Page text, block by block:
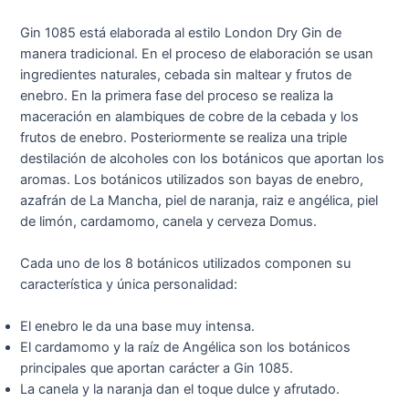
Gin 1085 está elaborada al estilo London Dry Gin de
manera tradicional. En el proceso de elaboración se usan
ingredientes naturales, cebada sin maltear y frutos de
enebro. En la primera fase del proceso se realiza la
maceración en alambiques de cobre de la cebada y los
frutos de enebro. Posteriormente se realiza una triple
destilación de alcoholes con los botánicos que aportan los
aromas. Los botánicos utilizados son bayas de enebro,
azafrán de La Mancha, piel de naranja, raiz e angélica, piel
de limón, cardamomo, canela y cerveza Domus.
Cada uno de los 8 botánicos utilizados componen su
característica y única personalidad:
El enebro le da una base muy intensa.
El cardamomo y la raíz de Angélica son los botánicos
principales que aportan carácter a Gin 1085.
La canela y la naranja dan el toque dulce y afrutado.